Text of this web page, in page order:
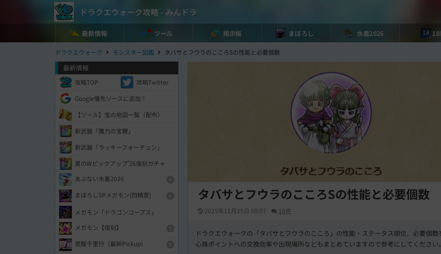
ドラクエウォーク攻略 - みんドラ
最新情報 ツール 掲示板 まぼろし 水着2026 18
ドラクエウォーク モンスター図鑑 タバサとフウラのこころSの性能と必要個数
タバサとフウラのこころSの性能と必要個数
2025年11月25日 00:07 16件
ドラクエウォークの「タバサとフウラのこころ」の性能・ステータス順位、必要個数
心珠ポイントへの交換効率や出現場所などもまとめていますので参考にしてください
最新情報
攻略TOP
攻略Twitter
Google優先ソースに追加！
【ツール】宝の地図一覧（配布）
新武器「魔力の宝鞭」
新武器「ラッキーフォーチュン」
夏のWピックアップ'26復刻ガチャ
あぶない水着2026
まぼろしSPメガモン(四精霊)
メガモン「ドラゴンコープス」
メガモン【復刻】
覚醒千里行（最新Pickup）